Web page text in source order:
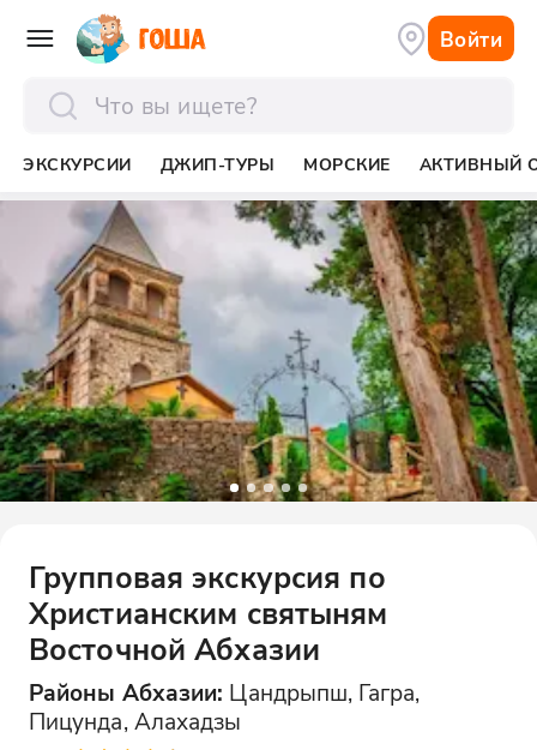
Войти
ЭКСКУРСИИ ДЖИП-ТУРЫ МОРСКИЕ АКТИВНЫЙ
Групповая экскурсия по
Христианским святыням
Восточной Абхазии
Районы Абхазии: Цандрыпш, Гагра,
Пицунда, Алахадзы